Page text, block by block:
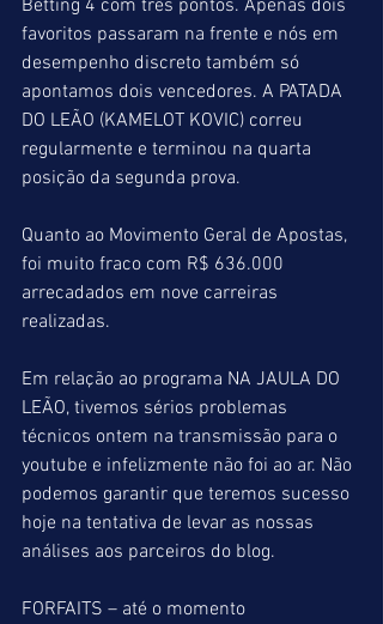
Betting 4 com três pontos. Apenas dois
favoritos passaram na frente e nós em
desempenho discreto também só
apontamos dois vencedores. A PATADA
DO LEÃO (KAMELOT KOVIC) correu
regularmente e terminou na quarta
posição da segunda prova.
Quanto ao Movimento Geral de Apostas,
foi muito fraco com R$ 636.000
arrecadados em nove carreiras
realizadas.
Em relação ao programa NA JAULA DO
LEÃO, tivemos sérios problemas
técnicos ontem na transmissão para o
youtube e infelizmente não foi ao ar. Não
podemos garantir que teremos sucesso
hoje na tentativa de levar as nossas
análises aos parceiros do blog.
FORFAITS – até o momento